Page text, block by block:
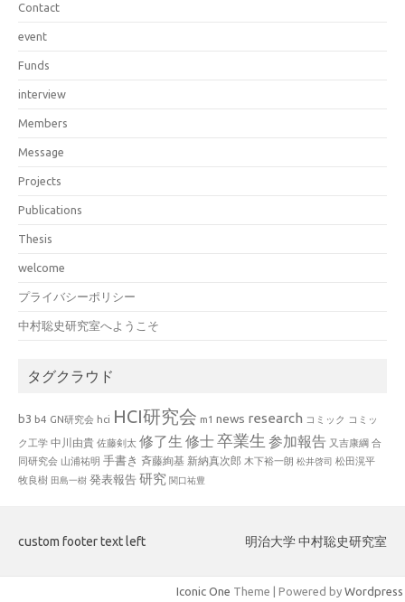
Contact
event
Funds
interview
Members
Message
Projects
Publications
Thesis
welcome
プライバシーポリシー
中村聡史研究室へようこそ
タグクラウド
b3 b4 GN研究会 hci HCI研究会 m1 news research コミック コミッ
ク工学 中川由貴 佐藤剣太 修了生 修士卒業生 参加報告 又吉康綱 合
同研究会 山浦祐明 手書き 斉藤絢基 新納真次郎 木下裕一朗 松井啓司 松田滉平
牧良樹 田島一樹 発表報告 研究 関口祐豊
custom footer text left 明治大学 中村聡史研究室
Iconic One Theme | Powered by Wordpress